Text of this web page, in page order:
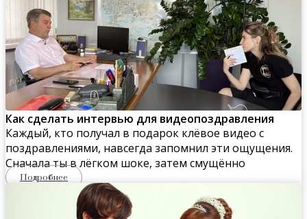
Как сделать интервью для видеопоздравления
Каждый, кто получал в подарок клёвое видео с
поздравлениями, навсегда запомнил эти ощущения.
Сначала ты в лёгком шоке, затем смущённо
Подробнее